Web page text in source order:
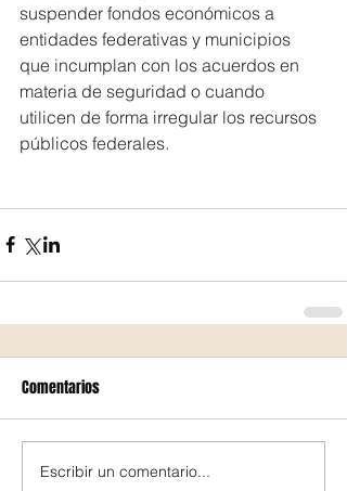
suspender fondos económicos a
entidades federativas y municipios
que incumplan con los acuerdos en
materia de seguridad o cuando
utilicen de forma irregular los recursos
públicos federales.
Comentarios
Escribir un comentario...